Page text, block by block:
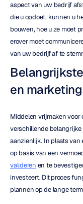
aspect van uw bedrijf
die u opdoet, kunnen u
bouwen, hoe u ze moet
erover moet
van uw bedrijf af te
en marketing
Middelen vrijmaken
verschillende belangrijke
aanzienlijk. In plaats van
op basis van een
valideren en te
investeert. Dit proces
plannen op de lange